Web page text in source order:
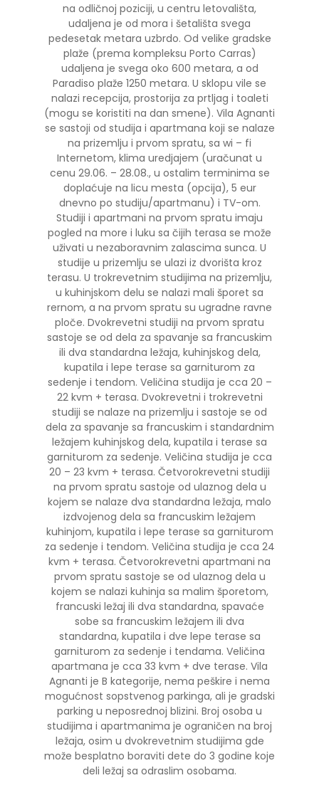
na odličnoj poziciji, u centru letovališta,
udaljena je od mora i šetališta svega
pedesetak metara uzbrdo. Od velike gradske
plaže (prema kompleksu Porto Carras)
udaljena je svega oko 600 metara, a od
Paradiso plaže 1250 metara. U sklopu vile se
nalazi recepcija, prostorija za prtljag i toaleti
(mogu se koristiti na dan smene). Vila Agnanti
se sastoji od studija i apartmana koji se nalaze
na prizemlju i prvom spratu, sa wi – fi
Internetom, klima uredjajem (uračunat u
cenu 29.06. – 28.08., u ostalim terminima se
doplaćuje na licu mesta (opcija), 5 eur
dnevno po studiju/apartmanu) i TV-om.
Studiji i apartmani na prvom spratu imaju
pogled na more i luku sa čijih terasa se može
uživati u nezaboravnim zalascima sunca. U
studije u prizemlju se ulazi iz dvorišta kroz
terasu. U trokrevetnim studijima na prizemlju,
u kuhinjskom delu se nalazi mali šporet sa
rernom, a na prvom spratu su ugradne ravne
ploče. Dvokrevetni studiji na prvom spratu
sastoje se od dela za spavanje sa francuskim
ili dva standardna ležaja, kuhinjskog dela,
kupatila i lepe terase sa garniturom za
sedenje i tendom. Veličina studija je cca 20 –
22 kvm + terasa. Dvokrevetni i trokrevetni
studiji se nalaze na prizemlju i sastoje se od
dela za spavanje sa francuskim i standardnim
ležajem kuhinjskog dela, kupatila i terase sa
garniturom za sedenje. Veličina studija je cca
20 – 23 kvm + terasa. Četvorokrevetni studiji
na prvom spratu sastoje od ulaznog dela u
kojem se nalaze dva standardna ležaja, malo
izdvojenog dela sa francuskim ležajem
kuhinjom, kupatila i lepe terase sa garniturom
za sedenje i tendom. Veličina studija je cca 24
kvm + terasa. Četvorokrevetni apartmani na
prvom spratu sastoje se od ulaznog dela u
kojem se nalazi kuhinja sa malim šporetom,
francuski ležaj ili dva standardna, spavaće
sobe sa francuskim ležajem ili dva
standardna, kupatila i dve lepe terase sa
garniturom za sedenje i tendama. Veličina
apartmana je cca 33 kvm + dve terase. Vila
Agnanti je B kategorije, nema peškire i nema
mogućnost sopstvenog parkinga, ali je gradski
parking u neposrednoj blizini. Broj osoba u
studijima i apartmanima je ograničen na broj
ležaja, osim u dvokrevetnim studijima gde
može besplatno boraviti dete do 3 godine koje
deli ležaj sa odraslim osobama.